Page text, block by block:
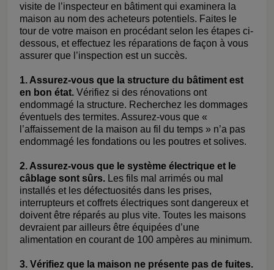
visite de l’inspecteur en bâtiment qui examinera la
maison au nom des acheteurs potentiels. Faites le
tour de votre maison en procédant selon les étapes ci-
dessous, et effectuez les réparations de façon à vous
assurer que l’inspection est un succès.
1. Assurez-vous que la structure du bâtiment est
en bon état.Vérifiez si des rénovations ont
endommagé la structure. Recherchez les dommages
éventuels des termites. Assurez-vous que «
l’affaissement de la maison au fil du temps » n’a pas
endommagé les fondations ou les poutres et solives.
2. Assurez-vous que le système électrique et le
câblage sont sûrs. Les fils mal arrimés ou mal
installés et les défectuosités dans les prises,
interrupteurs et coffrets électriques sont dangereux et
doivent être réparés au plus vite. Toutes les maisons
devraient par ailleurs être équipées d’une
alimentation en courant de 100 ampères au minimum.
3. Vérifiez que la maison ne présente pas de fuites.